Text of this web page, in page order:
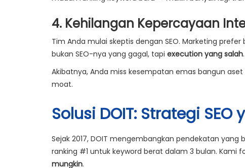
4. Kehilangan Kepercayaan
Tim Anda mulai skeptis dengan SEO. Marketing
bukan SEO-nya yang gagal, tapi execution yang salah.
Akibatnya, Anda miss kesempatan emas bangun
moat.
Solusi DOIT: Strategi
Sejak 2017, DOIT mengembangkan pendekatan
ranking #1 untuk keyword berat dalam 3 bulan. Kami
mungkin.